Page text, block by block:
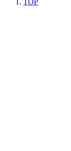
TOP